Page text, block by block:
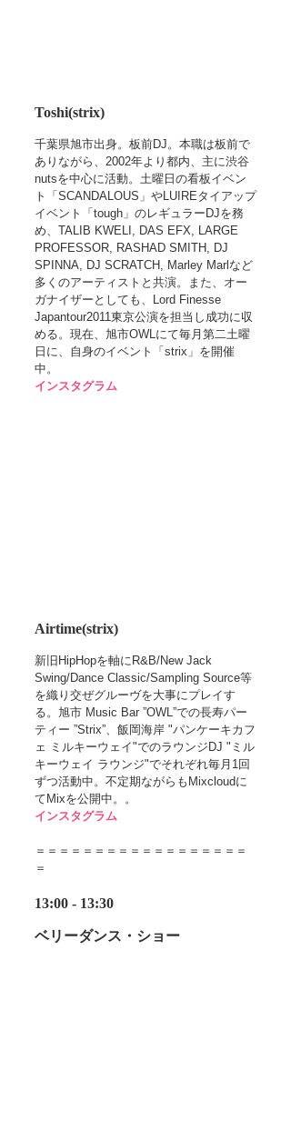
Toshi(strix)
千葉県旭市出身。板前DJ。本職は板前で
ありながら、2002年より都内、主に渋谷
nutsを中心に活動。土曜日の看板イベン
ト「SCANDALOUS」やLUIREタイアップ
イベント「tough」のレギュラーDJを務
め、TALIB KWELI, DAS EFX, LARGE
PROFESSOR, RASHAD SMITH, DJ
SPINNA, DJ SCRATCH, Marley Marlなど
多くのアーティストと共演。また、オー
ガナイザーとしても、Lord Finesse
Japantour2011東京公演を担当し成功に収
める。現在、旭市OWLにて毎月第二土曜
日に、自身のイベント「strix」を開催
中。
インスタグラム
Airtime(strix)
新旧HipHopを軸にR&B/New Jack
Swing/Dance Classic/Sampling Source等
を織り交ぜグルーヴを大事にプレイす
る。旭市 Music Bar ”OWL”での長寿パー
ティー ”Strix”、飯岡海岸 "パンケーキカフ
ェ ミルキーウェイ"でのラウンジDJ "ミル
キーウェイ ラウンジ"でそれぞれ毎月1回
ずつ活動中。不定期ながらもMixcloudに
てMixを公開中。。
インスタグラム
＝＝＝＝＝＝＝＝＝＝＝＝＝＝＝＝＝＝
＝
13:00 - 13:30
ベリーダンス・ショー